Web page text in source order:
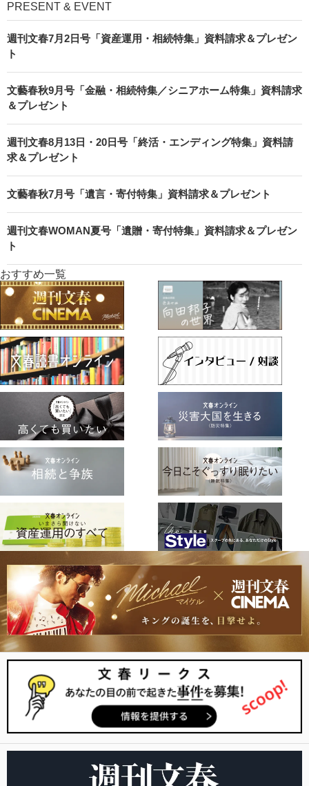
PRESENT & EVENT
週刊文春7月2日号「資産運用・相続特集」資料請求＆プレゼン
ト
文藝春秋9月号「金融・相続特集／シニアホーム特集」資料請求
＆プレゼント
週刊文春8月13日・20日号「終活・エンディング特集」資料請
求＆プレゼント
文藝春秋7月号「遺言・寄付特集」資料請求＆プレゼント
週刊文春WOMAN夏号「遺贈・寄付特集」資料請求＆プレゼン
ト
おすすめ一覧